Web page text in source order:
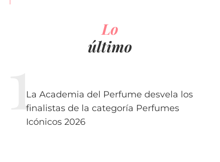
Lo
último
La Academia del Perfume desvela los
finalistas de la categoría Perfumes
Icónicos 2026